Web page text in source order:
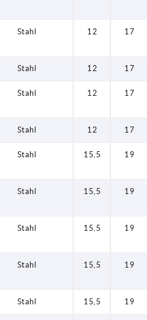
Stahl 12 17
Stahl 12 17
Stahl 12 17
Stahl 12 17
Stahl 15,5 19
Stahl 15,5 19
Stahl 15,5 19
Stahl 15,5 19
Stahl 15,5 19